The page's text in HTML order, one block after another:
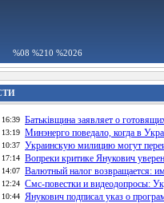
%08 %210 %2026
16:39 Батьківщина заявляет о
13:19 Минэнерго поведало, когда в
10:37 Украинскую милицию могут
17:14 Вопреки критике Янукович
14:07 Валютный налог возвращается:
12:24 Смс-повестки и видеодопросы:
10:44 Янукович подписал указ о